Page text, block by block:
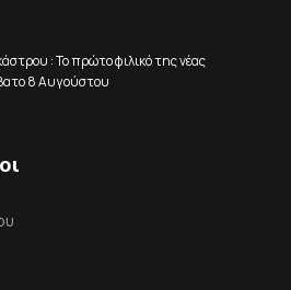
: Το πρώτο φιλικό της νέας
8 Αυγούστου